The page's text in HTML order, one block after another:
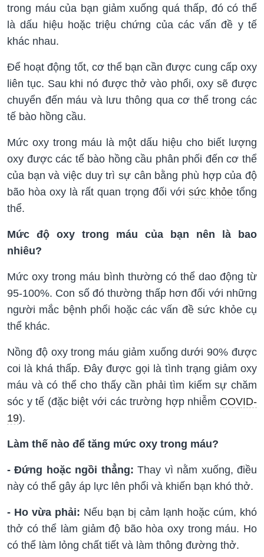
trong máu của bạn giảm xuống quá thấp, đó có thể
là dấu hiệu hoặc triệu chứng của các vấn đề y tế
khác nhau.
Để hoạt động tốt, cơ thể bạn cần được cung cấp oxy
liên tục. Sau khi nó được thở vào phổi, oxy sẽ được
chuyển đến máu và lưu thông qua cơ thể trong các
tế bào hồng cầu.
Mức oxy trong máu là một dấu hiệu cho biết lượng
oxy được các tế bào hồng cầu phân phối đến cơ thể
của bạn và việc duy trì sự cân bằng phù hợp của độ
bão hòa oxy là rất quan trọng đối với sức khỏetổng
thể.
Mức độ oxy trong máu của bạn nên là bao
nhiêu?
Mức oxy trong máu bình thường có thể dao động từ
95-100%. Con số đó thường thấp hơn đối với những
người mắc bệnh phổi hoặc các vấn đề sức khỏe cụ
thể khác.
Nồng độ oxy trong máu giảm xuống dưới 90% được
coi là khá thấp. Đây được gọi là tình trạng giảm oxy
máu và có thể cho thấy cần phải tìm kiếm sự chăm
sóc y tế (đặc biệt với các trường hợp nhiễm COVID-
19).
Làm thế nào để tăng mức oxy trong máu?
- Đứng hoặc ngồi thẳng: Thay vì nằm xuống, điều
này có thể gây áp lực lên phổi và khiến bạn khó thở.
- Ho vừa phải: Nếu bạn bị cảm lạnh hoặc cúm, khó
thở có thể làm giảm độ bão hòa oxy trong máu. Ho
có thể làm lỏng chất tiết và làm thông đường thở.